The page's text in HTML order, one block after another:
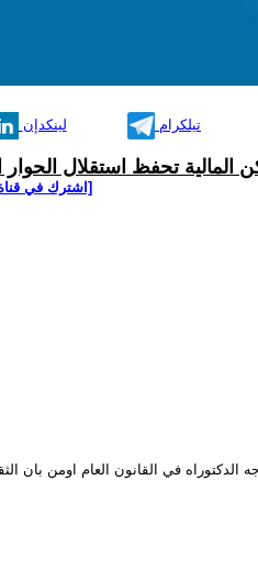
لينكدإن تيلكرام
المالية تحفظ استقلال
[اشترك في
في القانون العام اومن